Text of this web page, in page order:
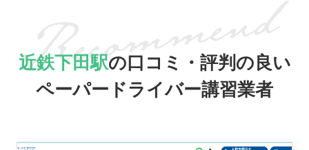
近鉄下田駅の口コミ・評判の良い
ペーパードライバー講習業者